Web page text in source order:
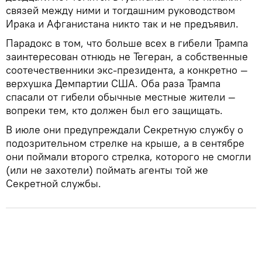
связей между ними и тогдашним руководством
Ирака и Афганистана никто так и не предъявил.
Парадокс в том, что больше всех в гибели Трампа
заинтересован отнюдь не Тегеран, а собственные
соотечественники экс-президента, а конкретно —
верхушка Демпартии США. Оба раза Трампа
спасали от гибели обычные местные жители —
вопреки тем, кто должен был его защищать.
В июле они предупреждали Секретную службу о
подозрительном стрелке на крыше, а в сентябре
они поймали второго стрелка, которого не смогли
(или не захотели) поймать агенты той же
Секретной службы.